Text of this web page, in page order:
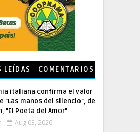
LEÍDAS COMENTARIOS
italiana confirma el valor
"Las manos del silencio", de
"El Poeta del Amor"
Aug 03, 2026